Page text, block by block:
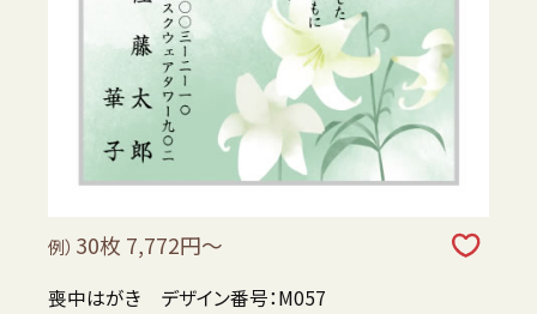
例） 30枚 7,772円～
喪中はがき デザイン番号：M057